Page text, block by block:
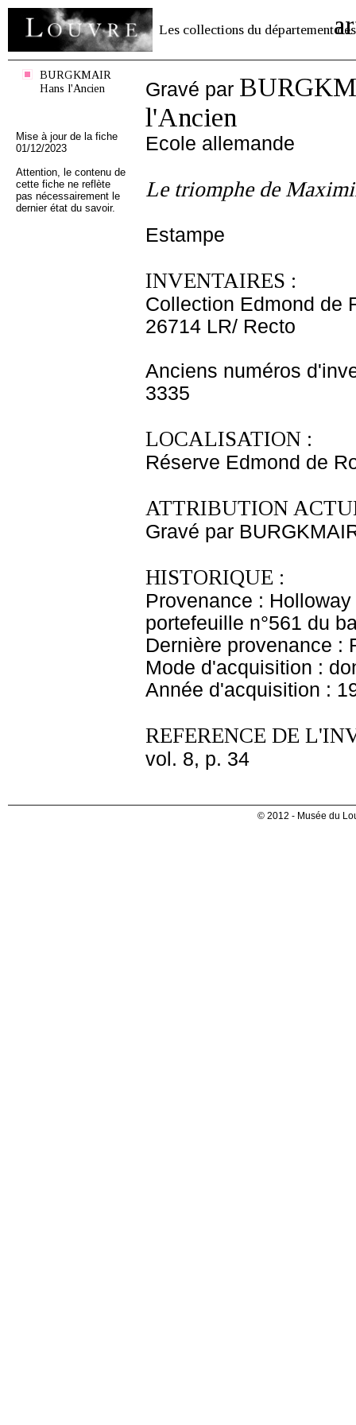
Les collections du département des
BURGKMAIR
Hans l'Ancien
Mise à jour de la fiche
01/12/2023
Attention, le contenu de
cette fiche ne reflète
pas nécessairement le
dernier état du savoir.
Gravé par
l'Ancien
Ecole allemande
Le triomphe de
Estampe
INVENTAIRES :
Collection Edmond de
26714 LR/ Recto
Anciens numéros
3335
LOCALISATION :
Réserve Edmond de
ATTRIBUTION
Gravé par
HISTORIQUE :
Provenance :
portefeuille n°561 du
Dernière provenance :
Mode d'acquisition :
Année d'acquisition :
REFERENCE DE
vol. 8, p. 34
© 2012 - Musée du